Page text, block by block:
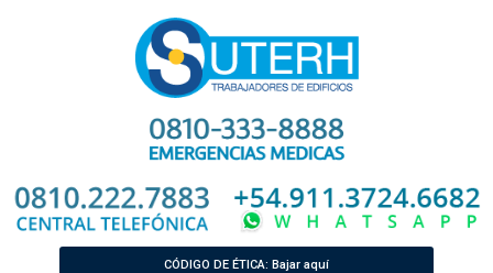
CÓDIGO DE ÉTICA: Bajar aquí